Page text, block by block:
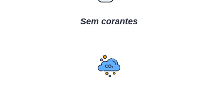
Sem corantes